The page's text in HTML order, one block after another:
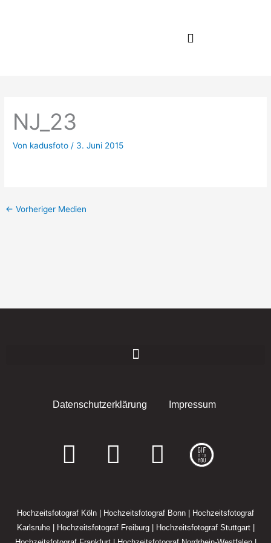
NJ_23
Von kadusfoto / 3. Juni 2015
← Vorheriger Medien
Datenschutzerklärung Impressum
F
c
e
I
s
t
E
v
e
Hochzeitsfotograf Köln Hochzeitsfotograf Bonn
Hochzeitsfotograf
Karlsruhe| Hochzeitsfotograf Freiburg| Hochzeitsfotograf Stuttgart|